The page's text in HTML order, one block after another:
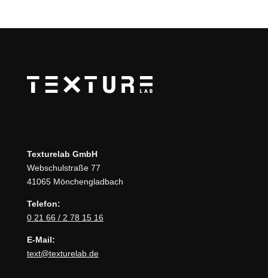
Texturelab GmbH
Webschulstraße 77
41065 Mönchengladbach
Telefon:
0 21 66 / 2 78 15 16
E-Mail:
text@texturelab.de